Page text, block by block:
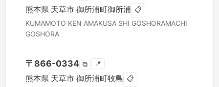
熊本県 天草市 御所浦町御所浦 📋
KUMAMOTO KEN AMAKUSA SHI GOSHORAMACHI
GOSHORA
〒 866-0334 ⧉ 📍
熊本県 天草市 御所浦町牧島 📋